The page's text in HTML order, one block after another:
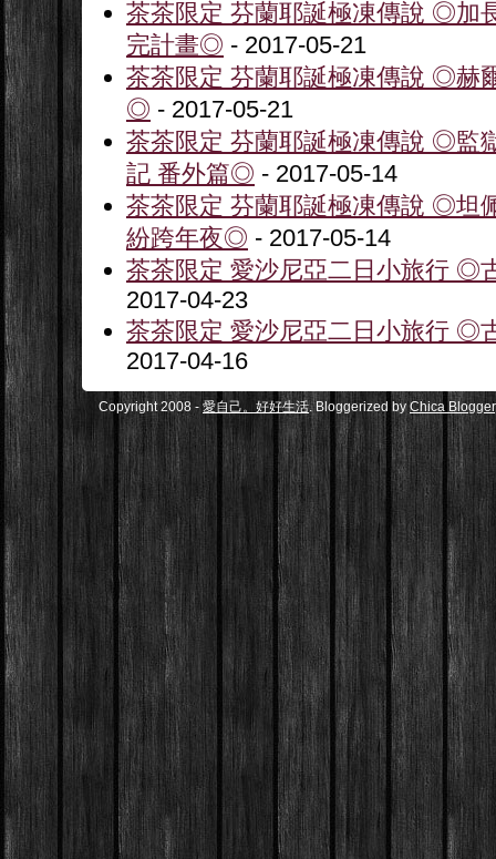
茶茶限定 芬蘭耶誕極凍傳說 ◎加
完計畫◎ - 2017-05-21
茶茶限定 芬蘭耶誕極凍傳說 ◎赫
◎ - 2017-05-21
茶茶限定 芬蘭耶誕極凍傳說 ◎監
記 番外篇◎ - 2017-05-14
茶茶限定 芬蘭耶誕極凍傳說 ◎坦
紛跨年夜◎ - 2017-05-14
茶茶限定 愛沙尼亞二日小旅行 ◎
2017-04-23
茶茶限定 愛沙尼亞二日小旅行 ◎
2017-04-16
Copyright 2008 - 愛自己。好好生活. Bloggerized by Chica Blogger